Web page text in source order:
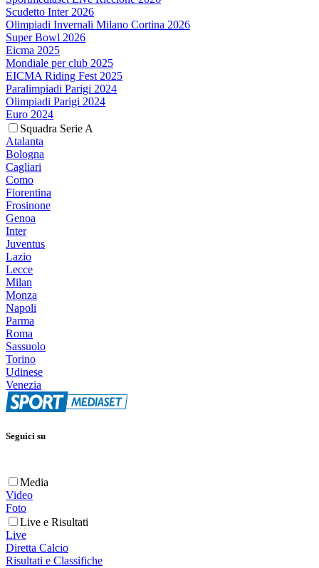
Scudetto Inter 2026
Olimpiadi Invernali Milano Cortina 2026
Super Bowl 2026
Eicma 2025
Mondiale per club 2025
EICMA Riding Fest 2025
Paralimpiadi Parigi 2024
Olimpiadi Parigi 2024
Euro 2024
Squadra Serie A
Atalanta
Bologna
Cagliari
Como
Fiorentina
Frosinone
Genoa
Inter
Juventus
Lazio
Lecce
Milan
Monza
Napoli
Parma
Roma
Sassuolo
Torino
Udinese
Venezia
Seguici su
Media
Video
Foto
Live e Risultati
Live
Diretta Calcio
Risultati e Classifiche